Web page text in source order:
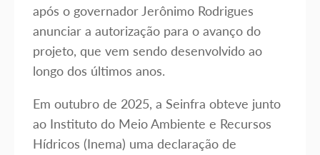
após o governador Jerônimo Rodrigues
anunciar a autorização para o avanço do
projeto, que vem sendo desenvolvido ao
longo dos últimos anos.
Em outubro de 2025, a Seinfra obteve junto
ao Instituto do Meio Ambiente e Recursos
Hídricos (Inema) uma declaração de